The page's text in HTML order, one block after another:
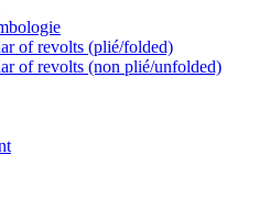
of revolts (plié/folded)
of revolts (non plié/unfolded)